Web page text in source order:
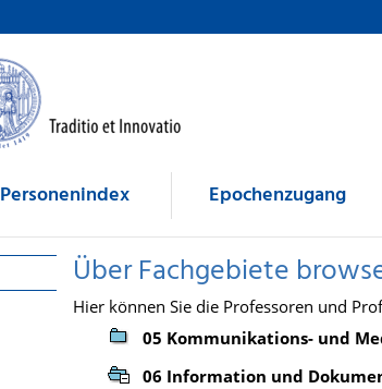
Personenindex Epochenzugang
Über Fachgebiete
Hier können Sie die Professoren und
05 Kommunikations- und
06 Information und